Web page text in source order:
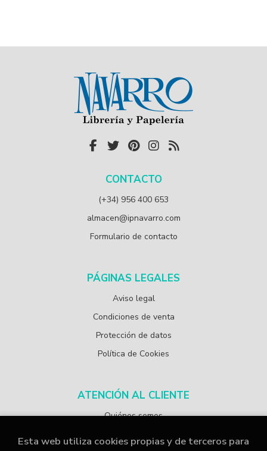
CONTACTO
(+34) 956 400 653
almacen@ipnavarro.com
Formulario de contacto
PÁGINAS LEGALES
Aviso legal
Condiciones de venta
Protección de datos
Política de Cookies
ATENCIÓN AL CLIENTE
Quiénes somos
Esta web utiliza cookies propias y de terceros para